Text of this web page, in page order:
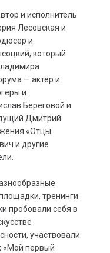
и исполнитель
Лесовская и
и
который
— актёр и
и
Береговой и
Дмитрий
«Отцы
и другие
тренинги
пробовали себя в
участвовали
«Мой первый